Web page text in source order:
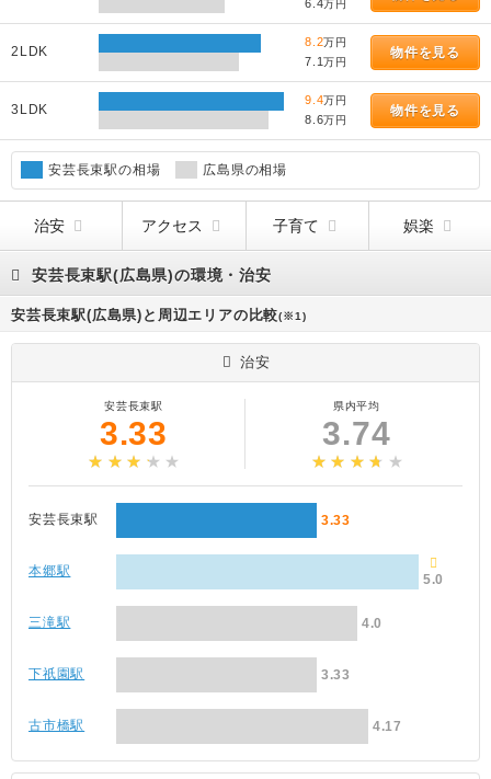
6.4万円
2LDK
8.2万円
7.1万円
物件を見る
3LDK
9.4万円
8.6万円
物件を見る
安芸長束駅の相場 広島県の相場
治安 アクセス 子育て 娯楽
安芸長束駅(広島県)の環境・治安
安芸長束駅(広島県)と周辺エリアの比較(※1)
治安
安芸長束駅
3.33
県内平均
3.74
安芸長束駅 3.33
本郷駅
5.0
三滝駅 4.0
下祇園駅 3.33
古市橋駅 4.17